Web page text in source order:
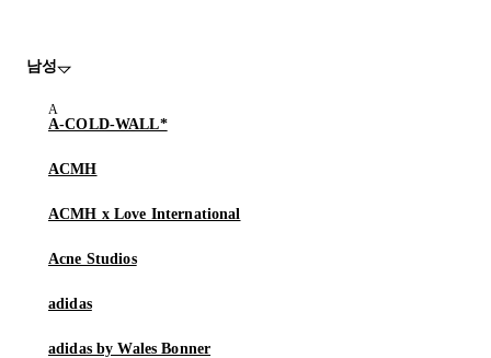
남성
A-COLD-WALL*
ACMH
ACMH x Love International
Acne Studios
adidas
adidas by Wales Bonner